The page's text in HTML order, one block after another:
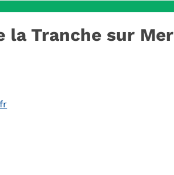
la Tranche sur Mer